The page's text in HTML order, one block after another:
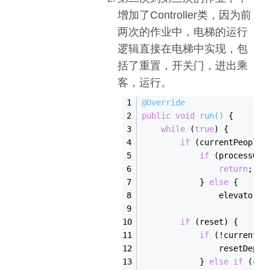
增加了Controller类，因为前
两次的作业中，电梯的运行
逻辑直接在电梯中实现，包
括了重置，开关门，进出乘
客，运行。
@Override
public void run()
{
while (true) {
if
if
return;
            }
else {
                elevator
if (reset) {
if
            }
else if